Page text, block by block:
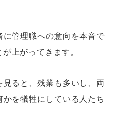
管理職への意向を本音で
上がってきます。
見ると、残業も多いし、両
を犠牲にしている人たち